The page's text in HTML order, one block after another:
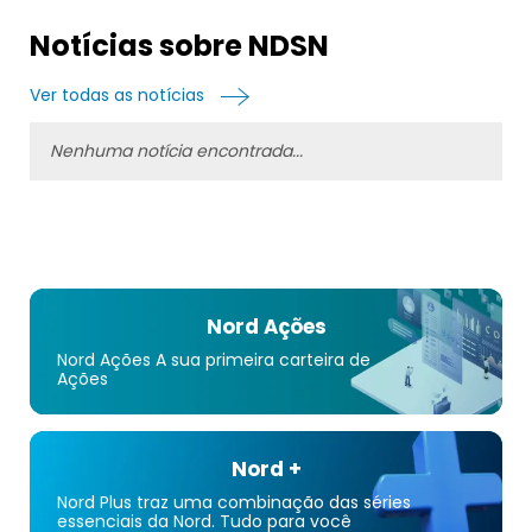
Notícias sobre NDSN
Ver todas as notícias
Nenhuma notícia encontrada...
Nord Ações
Nord Ações A sua primeira carteira de
Ações
Nord +
Nord Plus traz uma combinação das séries
essenciais da Nord. Tudo para você